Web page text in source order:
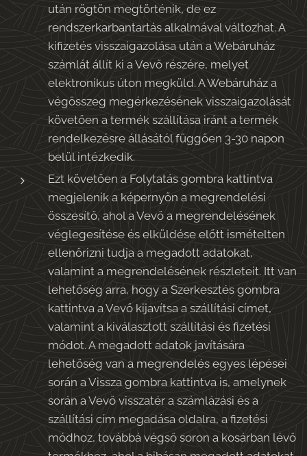
után rögtön megtörténik, de ez
rendszerkarbantartás alkalmával változhat. A
kifizetés visszaigazolása után a Webáruház
számlát állít ki a Vevő részére, melyet
elektronikus úton megküld. A Webáruház a
végösszeg megérkezésének visszaigazolását
követően a termék szállítása iránt a termék
rendelkezésre állásától függően 3-30 napon
belül intézkedik.
Ezt követően a Folytatás gombra kattintva
megjelenik a képernyőn a megrendelési
összesítő, ahol a Vevő a megrendelésének
véglegesítése és elküldése előtt ismételten
ellenőrizni tudja a megadott adatokat,
valamint a megrendelésének részleteit. Itt van
lehetőség arra, hogy a Szerkesztés gombra
kattintva a Vevő kijavítsa a szállítási címet,
valamint a kiválasztott szállítási és fizetési
módot. A megadott adatok javítására
lehetőség van a megrendelés egyes lépései
során a Vissza gombra kattintva is, amelynek
során a Vevő visszatér a számlázási és a
szállítási cím megadása oldalra, a fizetési
módhoz, továbbá végső soron a kosárban lévő